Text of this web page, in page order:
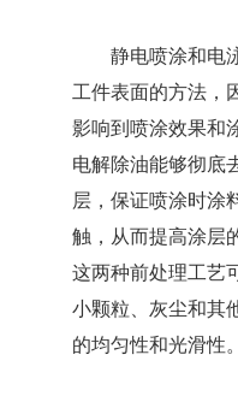
静电喷涂和电
工件表面的方法，
影响到喷涂效果和
电解除油能够彻底
层，保证喷涂时涂
触，从而提高涂层
这两种前处理工艺
小颗粒、灰尘和其
的均匀性和光滑性。